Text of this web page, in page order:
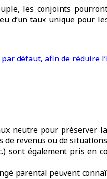
les conjoints
d’un taux unique pour
défaut, afin de réduire
neutre pour préserver
de revenus ou de
sont également pris en
parental peuvent